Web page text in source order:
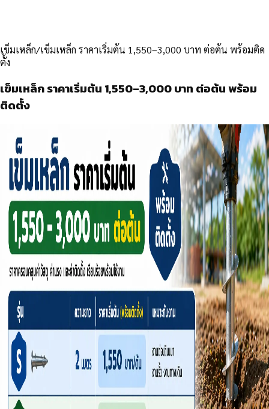
เข็มเหล็ก/เข็มเหล็ก ราคาเริ่มต้น 1,550–3,000 บาท ต่อต้น พร้อมติด
ตั้ง
เข็มเหล็ก ราคาเริ่มต้น 1,550–3,000 บาท ต่อต้น พร้อม
ติดตั้ง